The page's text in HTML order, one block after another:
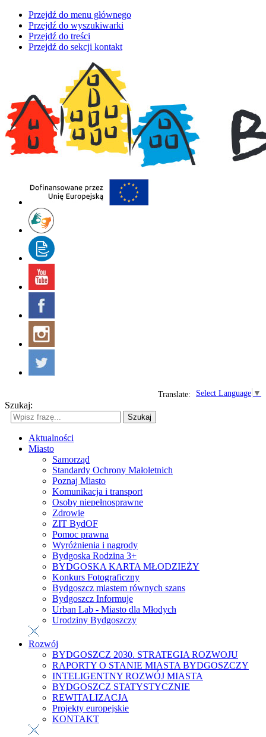
Przejdź do menu głównego
Przejdź do wyszukiwarki
Przejdź do treści
Przejdź do sekcji kontakt
Select Language ▼
Translate:
Szukaj:
Szukaj
Aktualności
Miasto
Samorząd
Standardy Ochrony Małoletnich
Poznaj Miasto
Komunikacja i transport
Osoby niepełnosprawne
Zdrowie
ZIT BydOF
Pomoc prawna
Wyróżnienia i nagrody
Bydgoska Rodzina 3+
BYDGOSKA KARTA MŁODZIEŻY
Konkurs Fotograficzny
Bydgoszcz miastem równych szans
Bydgoszcz Informuje
Urban Lab - Miasto dla Młodych
Urodziny Bydgoszczy
Rozwój
BYDGOSZCZ 2030. STRATEGIA ROZWOJU
RAPORTY O STANIE MIASTA BYDGOSZCZY
INTELIGENTNY ROZWÓJ MIASTA
BYDGOSZCZ STATYSTYCZNIE
REWITALIZACJA
Projekty europejskie
KONTAKT